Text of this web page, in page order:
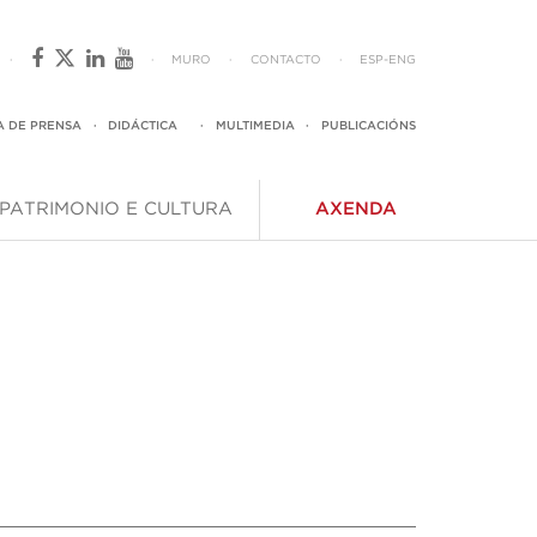
· · MURO · CONTACTO · ESP - ENG
DE PRENSA · DIDÁCTICA · MULTIMEDIA · PUBLICACIÓNS
PATRIMONIO E CULTURA AXENDA